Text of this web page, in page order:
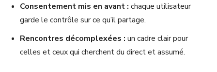
Consentement mis en avant : chaque utilisateur
garde le contrôle sur ce qu’il partage.
Rencontres décomplexées : un cadre clair pour
celles et ceux qui cherchent du direct et assumé.